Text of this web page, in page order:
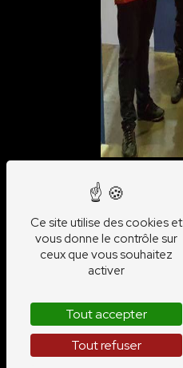
Ce site utilise des cookies et
vous donne le contrôle sur
ceux que vous souhaitez
activer
Tout accepter
Tout refuser